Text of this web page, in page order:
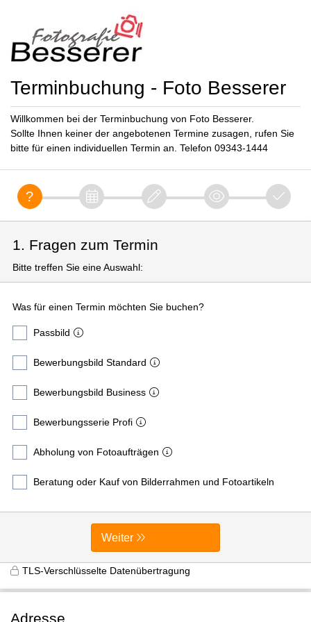
Terminbuchung - Foto Besserer
Willkommen bei der Terminbuchung von Foto Besserer.
Sollte Ihnen keiner der angebotenen Termine zusagen, rufen Sie
bitte für einen individuellen Termin an. Telefon 09343-1444
1. Fragen zum Termin
Bitte treffen Sie eine Auswahl:
Was für einen Termin möchten Sie buchen?
Passbild
Bewerbungsbild Standard
Bewerbungsbild Business
Bewerbungsserie Profi
Abholung von Fotoaufträgen
Beratung oder Kauf von Bilderrahmen und Fotoartikeln
Weiter
TLS-Verschlüsselte Datenübertragung
Adresse